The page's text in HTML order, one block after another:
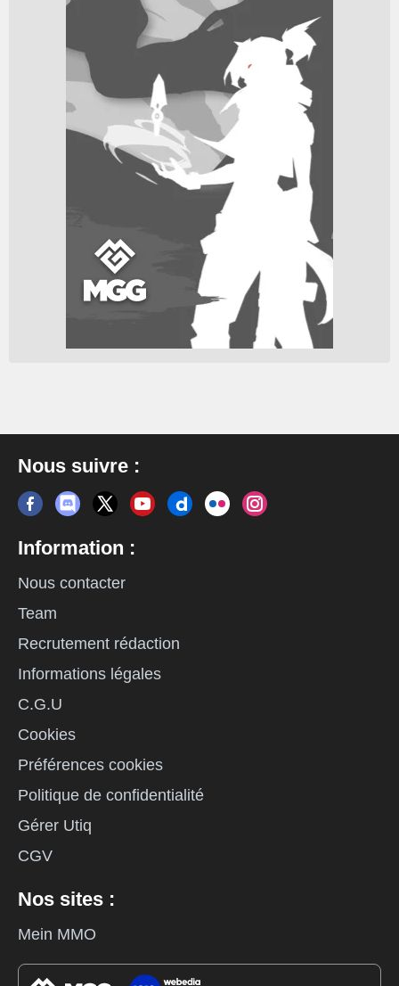
Nous suivre :
Information :
Nous contacter
Team
Recrutement rédaction
Informations légales
C.G.U
Cookies
Préférences cookies
Politique de confidentialité
Gérer Utiq
CGV
Nos sites :
Mein MMO